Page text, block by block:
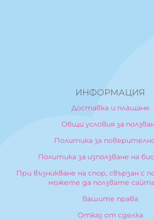
ИНФОРМАЦИЯ
Доставка и плащане
Общи условия за
Политика за
Политика за използване на
При възникване на спор, свързан с
можете да ползвате
Вашите права
Отказ от сделка